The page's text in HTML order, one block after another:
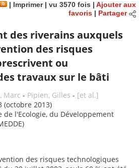
| Imprimer| vu 3570 fois | Ajouter aux
favoris| Partager
des riverains auxquels
des risques
ou
travaux sur le bâti
Marc - Pipien, Gilles - [et al.]
(octobre 2013)
l'Ecologie, du Développement
des risques technologiques